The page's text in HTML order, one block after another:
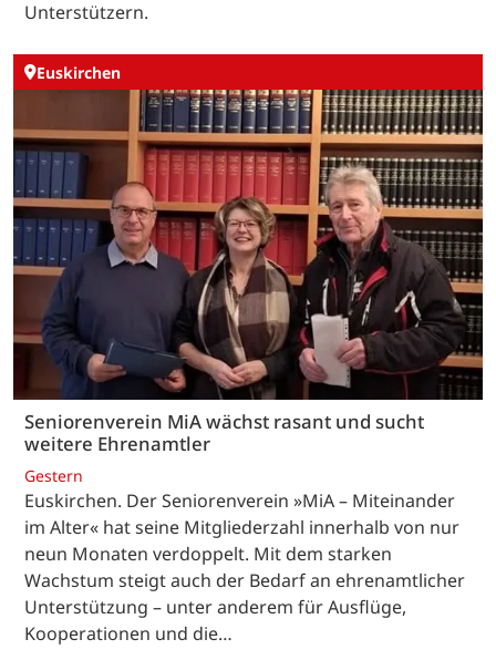
Unterstützern.
Euskirchen
Seniorenverein MiA wächst rasant und sucht
weitere Ehrenamtler
Gestern
Euskirchen. Der Seniorenverein »MiA – Miteinander
im Alter« hat seine Mitgliederzahl innerhalb von nur
neun Monaten verdoppelt. Mit dem starken
Wachstum steigt auch der Bedarf an ehrenamtlicher
Unterstützung – unter anderem für Ausflüge,
Kooperationen und die…